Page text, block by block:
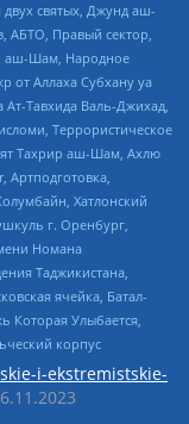
святых, Джунд аш-
АБТО, Правый сектор,
аш-Шам, Народное
от Аллаха Субхану уа
Тавхида Валь-Джихад,
Террористическое
Тахрир аш-Шам, Ахлю
Артподготовка,
Хатлонский
г. Оренбург,
Номана
Таджикистана,
ячейка, Батал-
Которая Улыбается,
корпус
i-ekstremistskie-